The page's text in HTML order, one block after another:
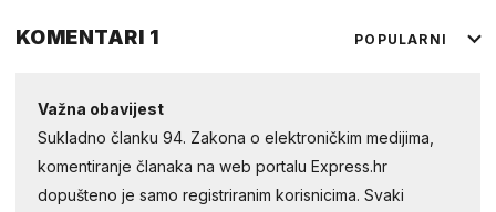
KOMENTARI 1 POPULARNI
Važna obavijest
Sukladno članku 94. Zakona o elektroničkim medijima,
komentiranje članaka na web portalu Express.hr
dopušteno je samo registriranim korisnicima. Svaki